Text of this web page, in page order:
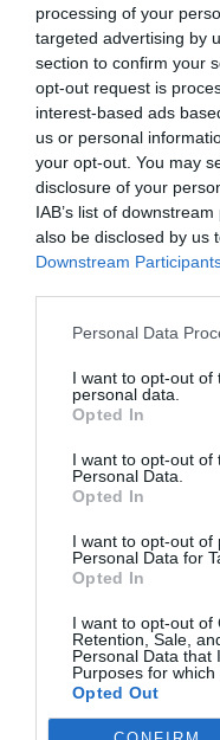
processing of your
targeted advertising by
section to confirm your
opt-out request is
interest-based ads
us or personal
your opt-out. You may
disclosure of your
IAB’s list of
also be disclosed by us
Downstream
Personal Data
I want to opt-out of
personal data.
Opted In
I want to opt-out of
Personal Data.
Opted In
I want to opt-out of
Personal Data for
Opted In
I want to opt-out of
Retention, Sale,
Personal Data that
Purposes for which
Opted Out
categorías que van a
especificando incluso
Pero eso vendrá
campañas.
El número, la
dependen sobre todo
marcado. No pierdas
es diseñar las
El diseño de las
dedicas la columna de
marketing más
complejas y otras más
opciones, no una lista
hacer siempre de todo.
Exposición
– Escaparate
– Cómo lo
– Mostrador.
– Teatralización.
Formación
– Interna: impartida
– Externa: